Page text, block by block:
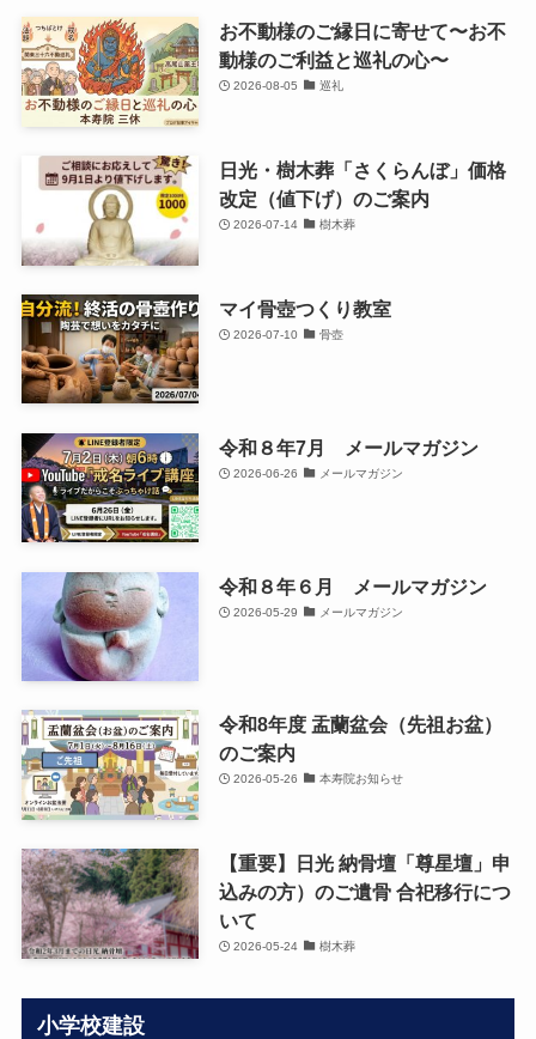
お不動様のご縁日に寄せて〜お不
動様のご利益と巡礼の心〜
2026-08-05 巡礼
日光・樹木葬「さくらんぼ」価格
改定（値下げ）のご案内
2026-07-14 樹木葬
マイ骨壺つくり教室
2026-07-10 骨壺
令和８年7月 メールマガジン
2026-06-26 メールマガジン
令和８年６月 メールマガジン
2026-05-29 メールマガジン
令和8年度 盂蘭盆会（先祖お盆）
のご案内
2026-05-26 本寿院お知らせ
【重要】日光 納骨壇「尊星壇」申
込みの方）のご遺骨 合祀移行につ
いて
2026-05-24 樹木葬
小学校建設